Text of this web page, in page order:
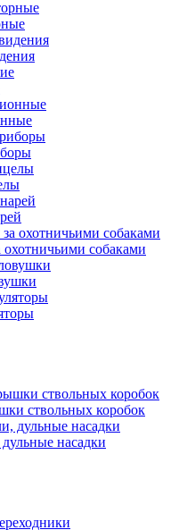
собаками
ствольных коробок
насадки